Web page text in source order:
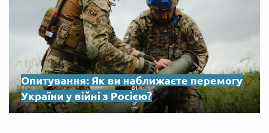
Опитування: Як ви наближаєте перемогу
України у війні з Росією?